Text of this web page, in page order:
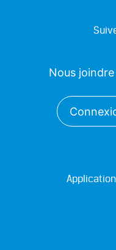
Nous joindre